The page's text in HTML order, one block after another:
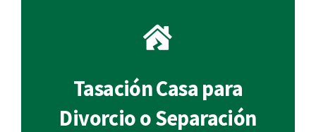
Tasación Casa para
Divorcio o Separación